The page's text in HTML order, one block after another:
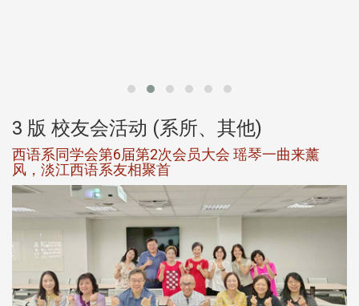
3 版 校友会活动 (系所、其他)
西语系同学会第6届第2次会员大会 瑶琴一曲来薰
风，淡江西语系友相聚首